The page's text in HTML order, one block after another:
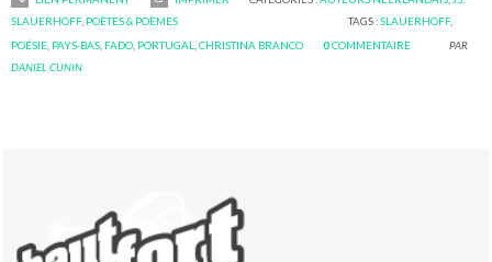
SLAUERHOFF, POÈTES & POÈMES TAGS :SLAUERHOFF,
POÉSIE PAYS-BAS FADO PORTUGAL ,CHRISTINA BRANCO 0COMMENTAIRE
PAR
DANIEL CUNIN